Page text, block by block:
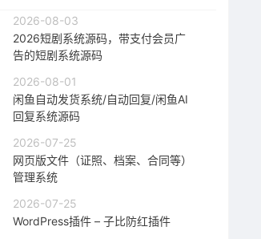
2026-08-03
2026短剧系统源码，带支付会员广
告的短剧系统源码
2026-08-01
闲鱼自动发货系统/自动回复/闲鱼AI
回复系统源码
2026-07-25
网页版文件（证照、档案、合同等）
管理系统
2026-07-25
WordPress插件 – 子比防红插件